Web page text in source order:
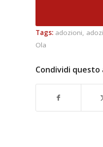
Tags: adozioni,
Ola
Condividi questo